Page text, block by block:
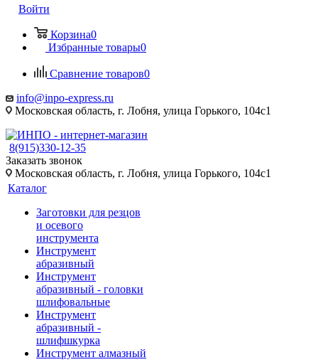
Войти
Корзина0
Избранные товары0
Сравнение товаров0
info@inpo-express.ru
Московская область, г. Лобня, улица Горького, 104с1
8(915)330-12-35
Заказать звонок
Московская область, г. Лобня, улица Горького, 104с1
Каталог
Заготовки для резцов
и осевого
инструмента
Инструмент
абразивный
Инструмент
абразивный - головки
шлифовальные
Инструмент
абразивный -
шлифшкурка
Инструмент алмазный